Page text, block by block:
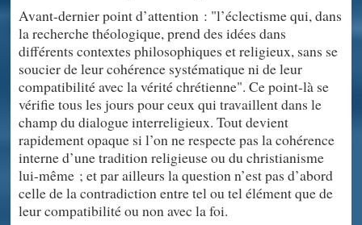
Avant-dernier point d’attention : "l’éclectisme qui, dans
la recherche théologique, prend des idées dans
différents contextes philosophiques et religieux, sans se
soucier de leur cohérence systématique ni de leur
compatibilité avec la vérité chrétienne". Ce point-là se
vérifie tous les jours pour ceux qui travaillent dans le
champ du dialogue interreligieux. Tout devient
rapidement opaque si l’on ne respecte pas la cohérence
interne d’une tradition religieuse ou du christianisme
lui-même ; et par ailleurs la question n’est pas d’abord
celle de la contradiction entre tel ou tel élément que de
leur compatibilité ou non avec la foi.